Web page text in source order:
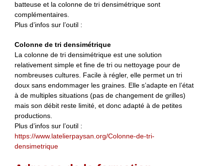
batteuse et la colonne de tri densimétrique sont
complémentaires.
Plus d’infos sur l’outil :
Colonne de tri densimétrique
La colonne de tri densimétrique est une solution
relativement simple et fine de tri ou nettoyage pour de
nombreuses cultures. Facile à régler, elle permet un tri
doux sans endommager les graines. Elle s’adapte en l’état
à de multiples situations (pas de changement de grilles)
mais son débit reste limité, et donc adapté à de petites
productions.
Plus d’infos sur l’outil :
https://www.latelierpaysan.org/Colonne-de-tri-
densimetrique